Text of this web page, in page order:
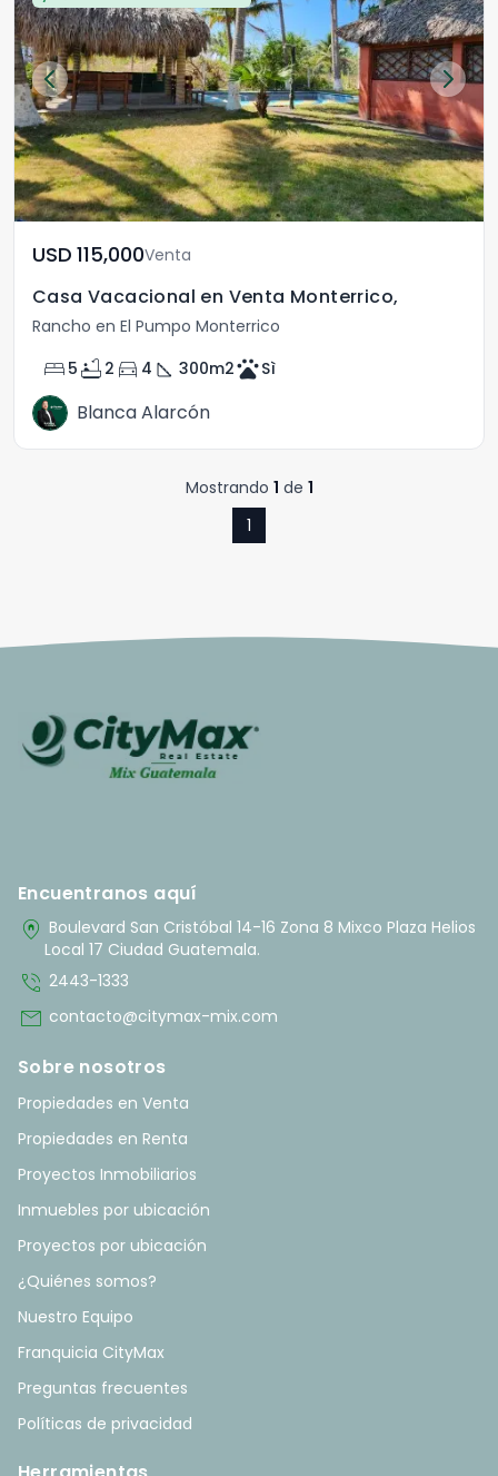
USD	115,000Venta
Casa Vacacional en Venta Monterrico,
Rancho en El Pumpo Monterrico
bed 5 bathtub 2 directions_car 4 square_foot 300m2petsSì
Blanca Alarcón
Mostrando 1 de 1
1
Encuentranos aquí
home_pin Boulevard San Cristóbal 14-16 Zona 8 Mixco Plaza Helios
Local 17 Ciudad Guatemala.
phone_in_talk 2443-1333
mail contacto@citymax-mix.com
Sobre nosotros
Propiedades en Venta
Propiedades en Renta
Proyectos Inmobiliarios
Inmuebles por ubicación
Proyectos por ubicación
¿Quiénes somos?
Nuestro Equipo
Franquicia CityMax
Preguntas frecuentes
Políticas de privacidad